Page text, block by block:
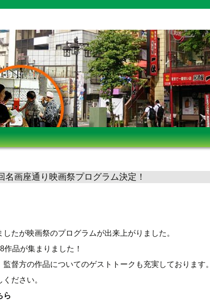
名画座通り映画祭プログラム決定！
したが映画祭のプログラムが出来上がりました。
作品が集まりました！
監督方の作品についてのゲストトークも充実しております。
ださい。
ら